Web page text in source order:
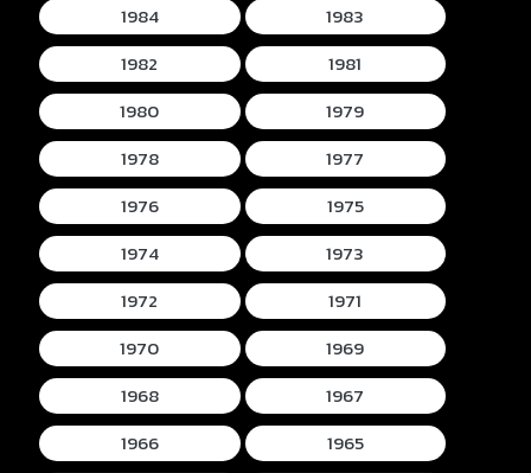
1984
1983
1982
1981
1980
1979
1978
1977
1976
1975
1974
1973
1972
1971
1970
1969
1968
1967
1966
1965